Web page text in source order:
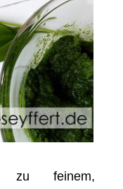
zu feinem,